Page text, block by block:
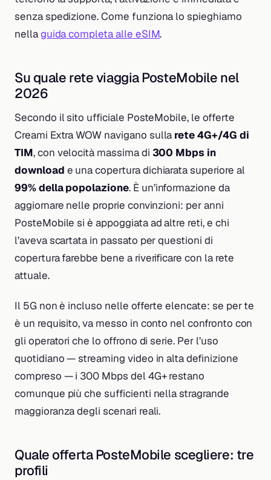
senza spedizione. Come funziona lo spieghiamo
nellaguida completa alle eSIM.
Su quale rete viaggia PosteMobile nel
2026
Secondo il sito ufficiale PosteMobile, le offerte
Creami Extra WOW navigano sulla rete 4G+/4G di
TIM, con velocità massima di 300 Mbps in
download e una copertura dichiarata superiore al
99% della popolazione. È un’informazione da
aggiornare nelle proprie convinzioni: per anni
PosteMobile si è appoggiata ad altre reti, e chi
l’aveva scartata in passato per questioni di
copertura farebbe bene a riverificare con la rete
attuale.
Il 5G non è incluso nelle offerte elencate: se per te
è un requisito, va messo in conto nel confronto con
gli operatori che lo offrono di serie. Per l’uso
quotidiano — streaming video in alta definizione
compreso — i 300 Mbps del 4G+ restano
comunque più che sufficienti nella stragrande
maggioranza degli scenari reali.
Quale offerta PosteMobile scegliere: tre
profili